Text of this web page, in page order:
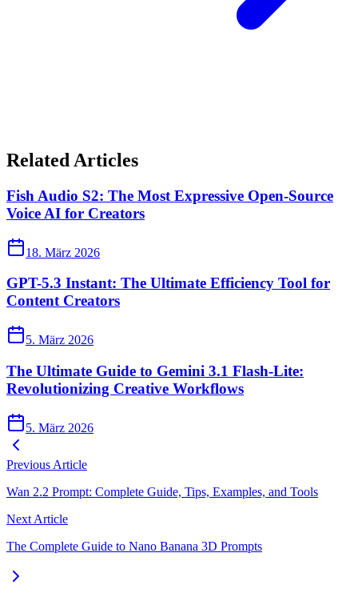
Related Articles
Fish Audio S2: The Most Expressive Open-Source
Voice AI for Creators
18. März 2026
GPT-5.3 Instant: The Ultimate Efficiency Tool for
Content Creators
5. März 2026
The Ultimate Guide to Gemini 3.1 Flash-Lite:
Revolutionizing Creative Workflows
5. März 2026
Previous Article
Wan 2.2 Prompt: Complete Guide, Tips, Examples, and Tools
Next Article
The Complete Guide to Nano Banana 3D Prompts